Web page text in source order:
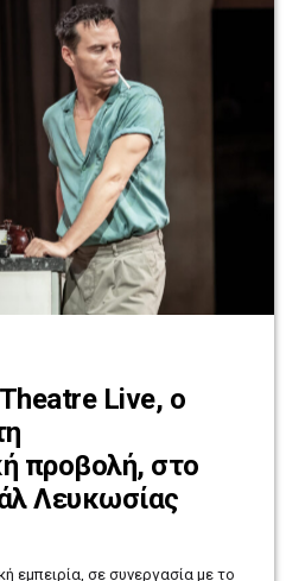
Live, ο
προβολή, στο
Λευκωσίας
εμπειρία, σε συνεργασία με το